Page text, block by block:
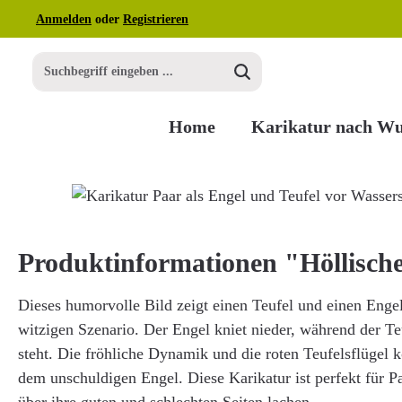
Hauptinhalt springen
Zur Suche springen
Zur Hauptnavigation springen
Anmelden oder Registrieren
Home Karikatur nach
Bildergalerie überspringen
Produktinformationen
Dieses humorvolle Bild zeigt einen Teufel und einen
witzigen Szenario. Der Engel kniet nieder, während der
steht. Die fröhliche Dynamik und die roten Teufelsflügel
dem unschuldigen Engel. Diese Karikatur ist perfekt für